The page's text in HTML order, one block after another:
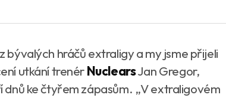
bývalých hráčů extraligy a my jsme přijeli
utkání trenérNuclearsJan Gregor,
ke čtyřem zápasům. „V extraligovém